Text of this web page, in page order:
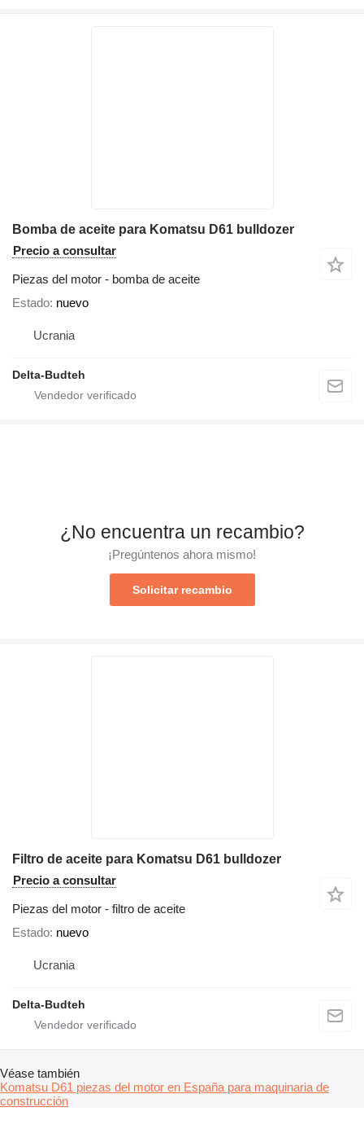
Bomba de aceite para Komatsu D61 bulldozer
Precio a consultar
Piezas del motor - bomba de aceite
Estado nuevo
Ucrania
Delta-Budteh
¿No encuentra un recambio?
¡Pregúntenos ahora mismo!
Solicitar recambio
Filtro de aceite para Komatsu D61 bulldozer
Precio a consultar
Piezas del motor - filtro de aceite
Estado nuevo
Ucrania
Delta-Budteh
Véase también
Komatsu D61 piezas del motor en España para maquinaria de
construcción